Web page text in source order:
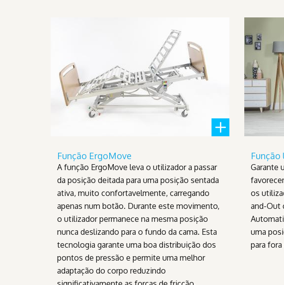
Função ErgoMove
A função ErgoMove leva o utilizador a passar
da posição deitada para uma posição sentada
ativa, muito confortavelmente, carregando
apenas num botão. Durante este movimento,
o utilizador permanece na mesma posição
nunca deslizando para o fundo da cama. Esta
tecnologia garante uma boa distribuição dos
pontos de pressão e permite uma melhor
adaptação do corpo reduzindo
Função
Garante
os
and-Out
uma
para fora